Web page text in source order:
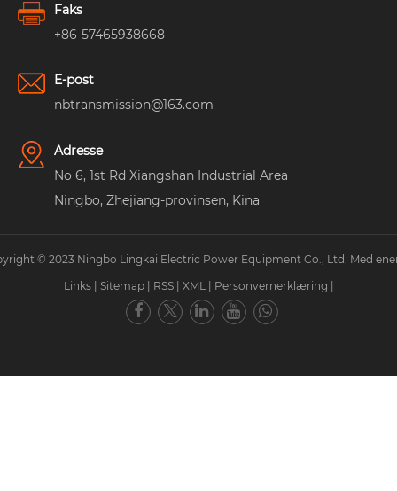
Faks
+86-57465938668
E-post
nbtransmission@163.com
Adresse
No 6, 1st Rd Xiangshan Industrial Area
Ningbo, Zhejiang-provinsen, Kina
© 2023 Ningbo Lingkai Electric Power Equipment Co., Ltd. Med
Links
Sitemap RSS XML Personvernerklæring